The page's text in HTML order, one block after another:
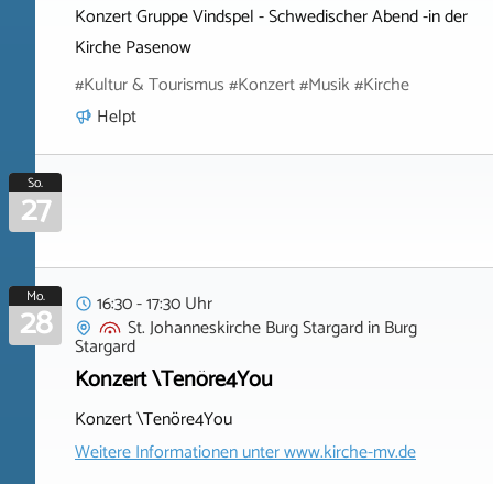
Konzert Gruppe Vindspel - Schwedischer Abend -in der
Kirche Pasenow
#Kultur & Tourismus #Konzert #Musik #Kirche
Helpt
So.
27
Mo.
28
16:30 - 17:30 Uhr
St. Johanneskirche Burg StargardinBurg
Stargard
Konzert \Tenöre4You
Konzert \Tenöre4You
Weitere Informationen unterwww.kirche-mv.de